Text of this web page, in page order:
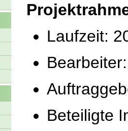
Laufzeit:
Beteiligte